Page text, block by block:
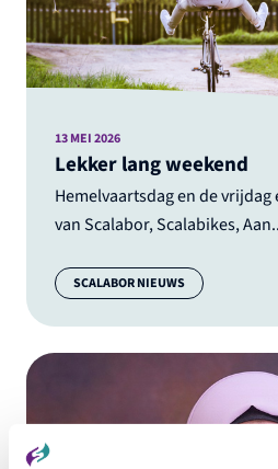
Lekker lang weekend
Hemelvaartsdag en de
van Scalabor, Scalabikes,
13 MEI 2026
Categorie:
SCALABOR NIEUWS